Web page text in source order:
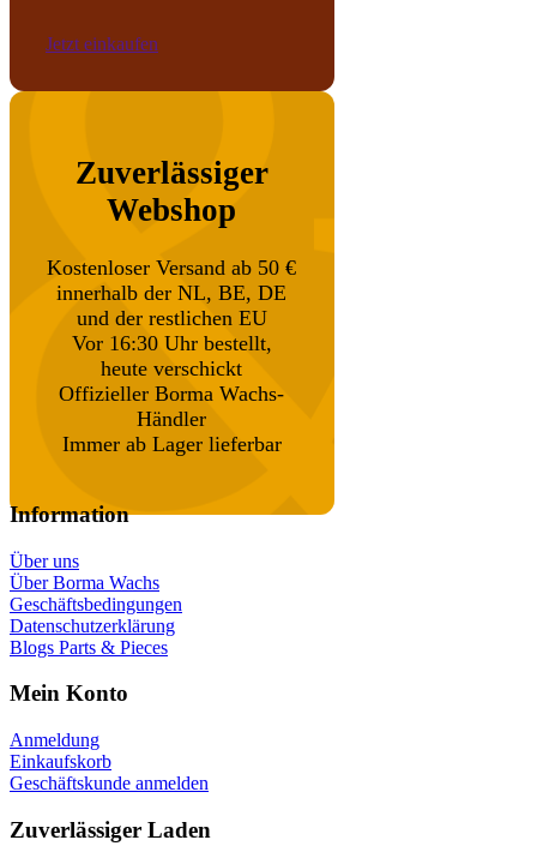
Jetzt einkaufen
Zuverlässiger
Webshop
Kostenloser Versand ab 50 €
innerhalb der NL, BE, DE
und der restlichen EU
Vor 16:30 Uhr bestellt,
heute verschickt
Offizieller Borma Wachs-
Händler
Immer ab Lager lieferbar
Information
Über uns
Über Borma Wachs
Geschäftsbedingungen
Datenschutzerklärung
Blogs Parts & Pieces
Mein Konto
Anmeldung
Einkaufskorb
Geschäftskunde anmelden
Zuverlässiger Laden